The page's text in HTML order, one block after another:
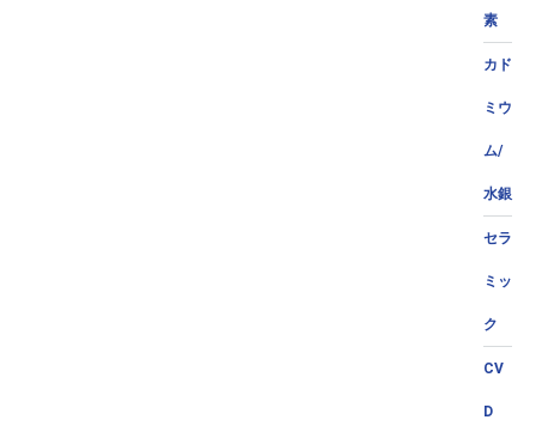
素
カド
ミウ
ム/
水銀
セラ
ミッ
ク
CV
D